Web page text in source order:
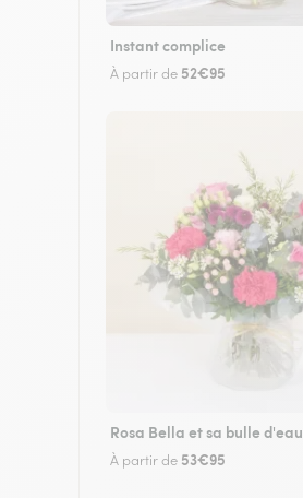
Instant complice
À partir de 52€95
Rosa Bella et sa bulle d'eau
À partir de 53€95